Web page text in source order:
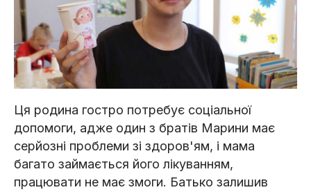
Ця родина гостро потребує соціальної
допомоги, адже один з братів Марини має
серйозні проблеми зі здоров'ям, і мама
багато займається його лікуванням,
працювати не має змоги. Батько залишив